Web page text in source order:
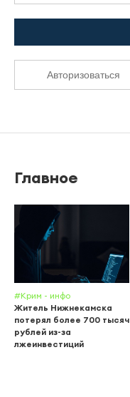
Авторизоваться
Главное
#Крим - инфо
Житель Нижнекамска
потерял более 700 тысяч
рублей из-за
лжеинвестиций